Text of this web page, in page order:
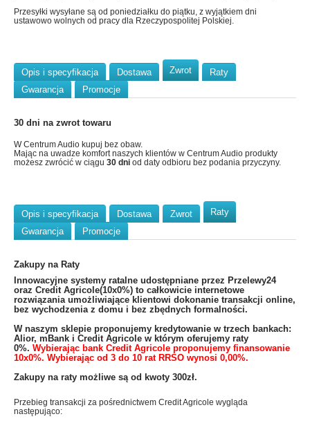
Przesyłki wysyłane są od poniedziałku do piątku, z wyjątkiem dni
ustawowo wolnych od pracy dla Rzeczypospolitej Polskiej.
Opis i specyfikacja Dostawa Zwrot
Raty
Gwarancja
Promocje
30 dni na zwrot towaru
W Centrum Audio kupuj bez obaw.
Mając na uwadze komfort naszych klientów w Centrum Audio produkty
możesz zwrócić w ciągu 30 dni od daty odbioru bez podania przyczyny.
Opis i specyfikacja Dostawa Zwrot
Raty
Gwarancja
Promocje
Zakupy na Raty
​Innowacyjne systemy ratalne udostępniane przez Przelewy24
oraz Credit Agricole(10x0%) to całkowicie internetowe
rozwiązania umożliwiające klientowi dokonanie transakcji online,
bez wychodzenia z domu i bez zbędnych formalności.
W naszym sklepie proponujemy kredytowanie w trzech bankach:
Alior, mBank i Credit Agricole w którym oferujemy raty
0%. Wybierając bank Credit Agricole proponujemy finansowanie
10x0%. Wybierając od 3 do 10 rat RRSO wynosi 0,00%.
Zakupy na raty możliwe są od kwoty 300zł.
Przebieg transakcji za pośrednictwem Credit Agricole wygląda
następująco: